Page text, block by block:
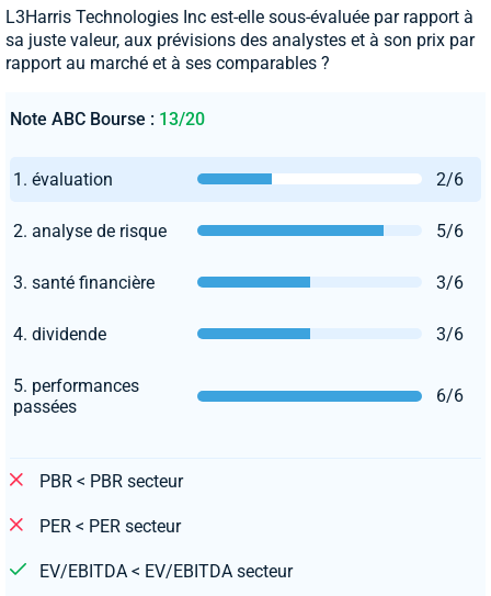
L3Harris Technologies Inc est-elle sous-évaluée par rapport à
sa juste valeur, aux prévisions des analystes et à son prix par
rapport au marché et à ses comparables ?
Note ABC Bourse : 13/20
1. évaluation 2/6
2. analyse de risque 5/6
3. santé financière 3/6
4. dividende 3/6
5. performances
passées
6/6
PBR < PBR secteur
PER < PER secteur
EV/EBITDA < EV/EBITDA secteur